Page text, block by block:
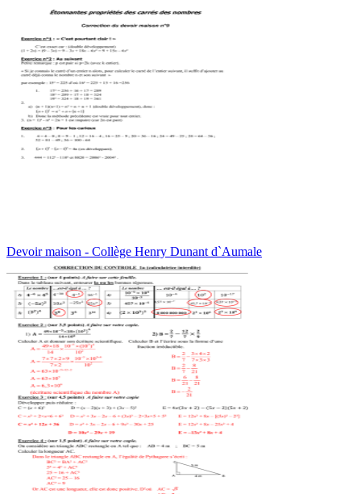
Devoir maison - Collège Henry Dunant d`Aumale